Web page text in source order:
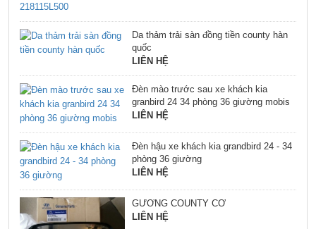
Da thảm trải sàn đồng tiền county hàn
quốc
LIÊN HỆ
Đèn mào trước sau xe khách kia
granbird 24 34 phòng 36 giường mobis
LIÊN HỆ
Đèn hậu xe khách kia grandbird 24 - 34
phòng 36 giường
LIÊN HỆ
GƯƠNG COUNTY CƠ
LIÊN HỆ